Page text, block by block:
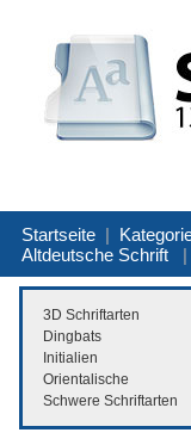
Startseite |
Altdeutsche Schrift |
3D Schriftarten
Dingbats
Initialien
Orientalische
Schwere Schriftarten